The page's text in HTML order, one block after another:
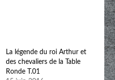
La légende du roi Arthur et
des chevaliers de la Table
Ronde T.01